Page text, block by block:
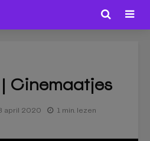
Cinemaatjes
april 2020 1 min. lezen